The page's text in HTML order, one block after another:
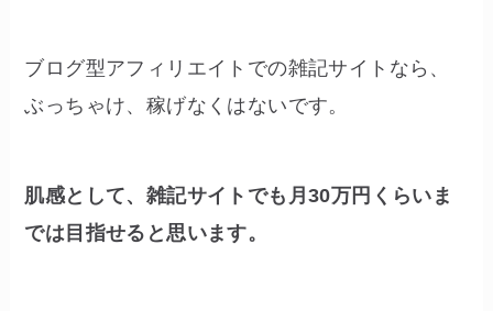
ブログ型アフィリエイトでの雑記サイトなら、
ぶっちゃけ、稼げなくはないです。
肌感として、雑記サイトでも月30万円くらいま
では目指せると思います。